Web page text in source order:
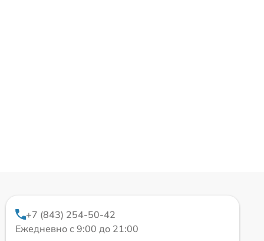
+7 (843) 254-50-42
Ежедневно с 9:00 до 21:00